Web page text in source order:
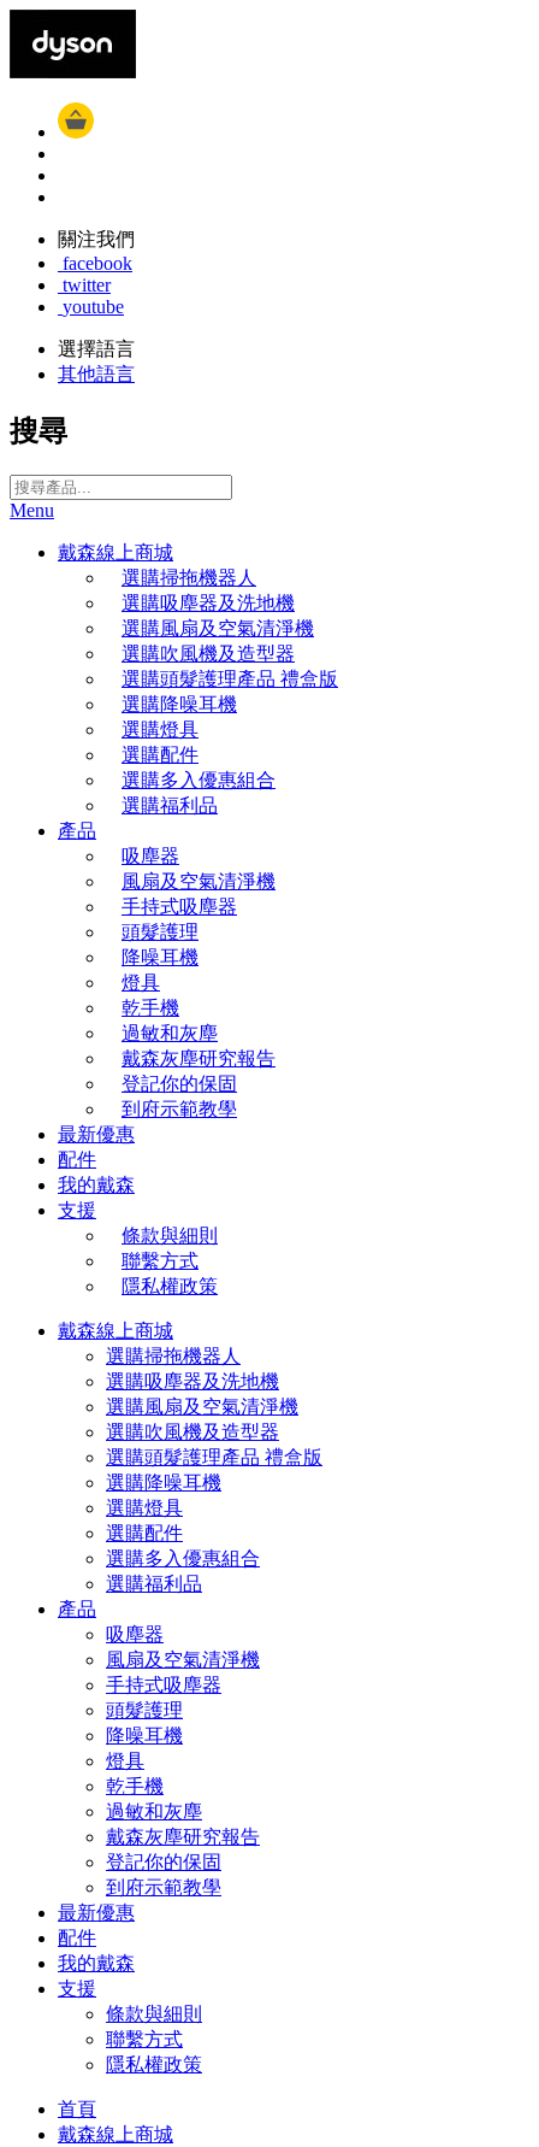
關注我們
facebook
twitter
youtube
選擇語言
其他語言
搜尋
Menu
戴森線上商城
選購掃拖機器人
選購吸塵器及洗地機
選購風扇及空氣清淨機
選購吹風機及造型器
選購頭髮護理產品 禮盒版
選購降噪耳機
選購燈具
選購配件
選購多入優惠組合
選購福利品
產品
吸塵器
風扇及空氣清淨機
手持式吸塵器
頭髮護理
降噪耳機
燈具
乾手機
過敏和灰塵
戴森灰塵研究報告
登記你的保固
到府示範教學
最新優惠
配件
我的戴森
支援
條款與細則
聯繫方式
隱私權政策
戴森線上商城
選購掃拖機器人
選購吸塵器及洗地機
選購風扇及空氣清淨機
選購吹風機及造型器
選購頭髮護理產品 禮盒版
選購降噪耳機
選購燈具
選購配件
選購多入優惠組合
選購福利品
產品
吸塵器
風扇及空氣清淨機
手持式吸塵器
頭髮護理
降噪耳機
燈具
乾手機
過敏和灰塵
戴森灰塵研究報告
登記你的保固
到府示範教學
最新優惠
配件
我的戴森
支援
條款與細則
聯繫方式
隱私權政策
首頁
戴森線上商城